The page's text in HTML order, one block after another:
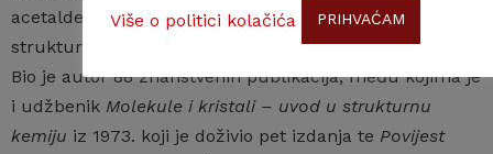
acetaldehid i octenu kiselinu i odredio kristalnu
strukturu niza živinih kompleksnih i organskih spojeva.
Bio je autor 88 znanstvenih publikacija, među kojima je
i udžbenik Molekule i kristali – uvod u strukturnu
kemiju iz 1973. koji je doživio pet izdanja te Povijest
Više o politici kolačića PRIHVAĆAM